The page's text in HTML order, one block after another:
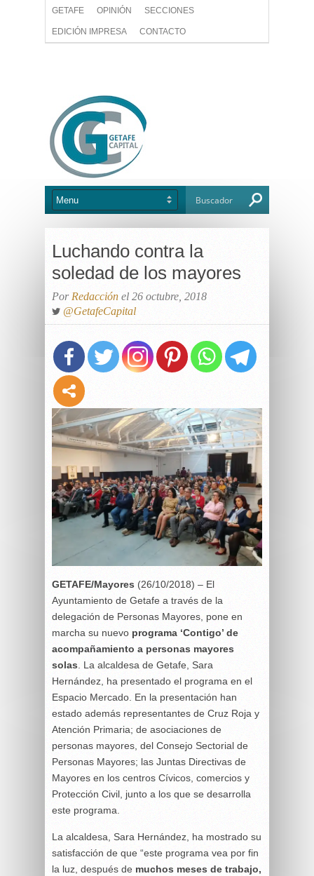
GETAFE OPINIÓN SECCIONES
EDICIÓN IMPRESA CONTACTO
Luchando contra la
soledad de los mayores
Por Redacción el 26 octubre, 2018
@GetafeCapital
GETAFE/Mayores (26/10/2018) – El
Ayuntamiento de Getafe a través de la
delegación de Personas Mayores, pone en
marcha su nuevo programa ‘Contigo’ de
acompañamiento a personas mayores
solas . La alcaldesa de Getafe, Sara
Hernández, ha presentado el programa en el
Espacio Mercado. En la presentación han
estado además representantes de Cruz Roja y
Atención Primaria; de asociaciones de
personas mayores, del Consejo Sectorial de
Personas Mayores; las Juntas Directivas de
Mayores en los centros Cívicos, comercios y
Protección Civil, junto a los que se desarrolla
este programa.
La alcaldesa, Sara Hernández, ha mostrado su
satisfacción de que “este programa vea por fin
la luz, después de muchos meses de trabajo,